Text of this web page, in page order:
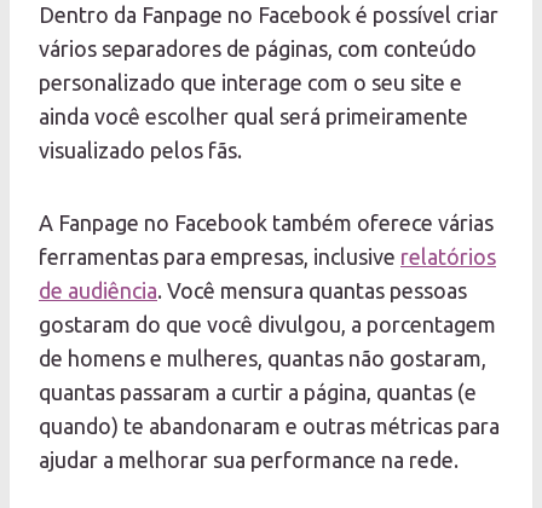
Dentro da Fanpage no Facebook é possível criar
vários separadores de páginas, com conteúdo
personalizado que interage com o seu site e
ainda você escolher qual será primeiramente
visualizado pelos fãs.
A Fanpage no Facebook também oferece várias
ferramentas para empresas, inclusive relatórios
de audiência. Você mensura quantas pessoas
gostaram do que você divulgou, a porcentagem
de homens e mulheres, quantas não gostaram,
quantas passaram a curtir a página, quantas (e
quando) te abandonaram e outras métricas para
ajudar a melhorar sua performance na rede.